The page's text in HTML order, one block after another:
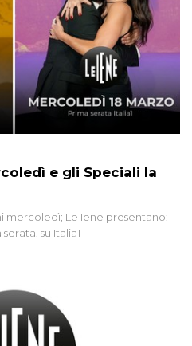
e gli Speciali la
mercoledì; Le Iene presentano:
su Italia1